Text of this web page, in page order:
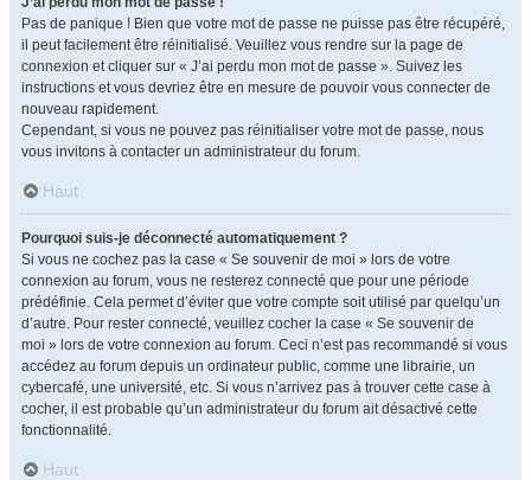
Pas de panique ! Bien que votre mot de passe ne puisse pas être récupéré,
il peut facilement être réinitialisé. Veuillez vous rendre sur la page de
connexion et cliquer sur « J’ai perdu mon mot de passe ». Suivez les
instructions et vous devriez être en mesure de pouvoir vous connecter de
nouveau rapidement.
Cependant, si vous ne pouvez pas réinitialiser votre mot de passe, nous
vous invitons à contacter un administrateur du forum.
Haut
Pourquoi suis-je déconnecté automatiquement ?
Si vous ne cochez pas la case « Se souvenir de moi » lors de votre
connexion au forum, vous ne resterez connecté que pour une période
prédéfinie. Cela permet d’éviter que votre compte soit utilisé par quelqu’un
d’autre. Pour rester connecté, veuillez cocher la case « Se souvenir de
moi » lors de votre connexion au forum. Ceci n’est pas recommandé si vous
accédez au forum depuis un ordinateur public, comme une librairie, un
cybercafé, une université, etc. Si vous n’arrivez pas à trouver cette case à
cocher, il est probable qu’un administrateur du forum ait désactivé cette
fonctionnalité.
Haut